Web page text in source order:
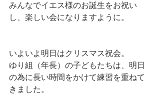
みんなでイエス様のお誕生をお祝い
し、楽しい会になりますように。
いよいよ明日はクリスマス祝会。
ゆり組（年長）の子どもたちは、明日
の為に長い時間をかけて練習を重ねて
きました。